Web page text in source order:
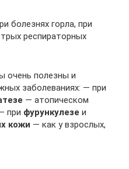
болезнях горла, при
респираторных
очень полезны и
заболеваниях: — при
— атопическом
при фурункулезе и
кожи — как у взрослых,